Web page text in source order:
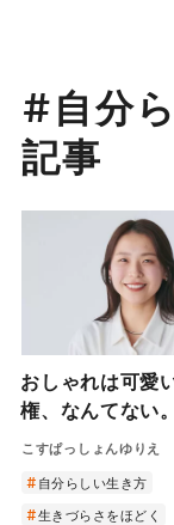
#自分
記事
おしゃれは可愛
権、なんてない
ぱっしょんゆり
い”から始める
こすぱっしょんゆりえ
自分らしい生き方
生きづらさをほどく